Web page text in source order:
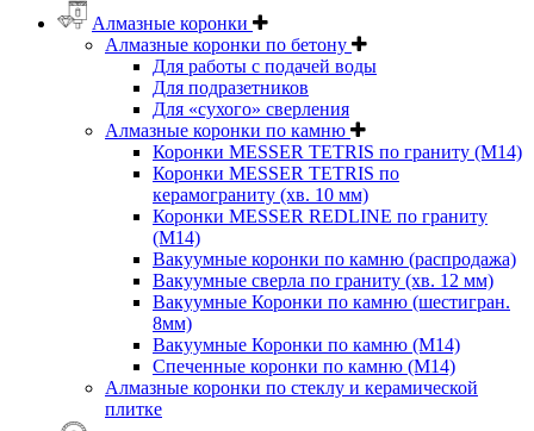
Алмазные коронки
Алмазные коронки по бетону
Для работы с подачей воды
Для подразетников
Для «сухого» сверления
Алмазные коронки по камню
Коронки MESSER TETRIS по граниту (М14)
Коронки MESSER TETRIS по
керамограниту (хв. 10 мм)
Коронки MESSER REDLINE по граниту
(М14)
Вакуумные коронки по камню (распродажа)
Вакуумные сверла по граниту (хв. 12 мм)
Вакуумные Коронки по камню (шестигран.
8мм)
Вакуумные Коронки по камню (M14)
Спеченные коронки по камню (M14)
Алмазные коронки по стеклу и керамической
плитке